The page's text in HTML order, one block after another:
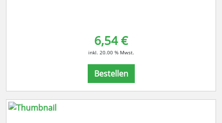
6,54 €
inkl. 20.00 % Mwst.
Bestellen